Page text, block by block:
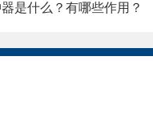
是什么？有哪些作用？